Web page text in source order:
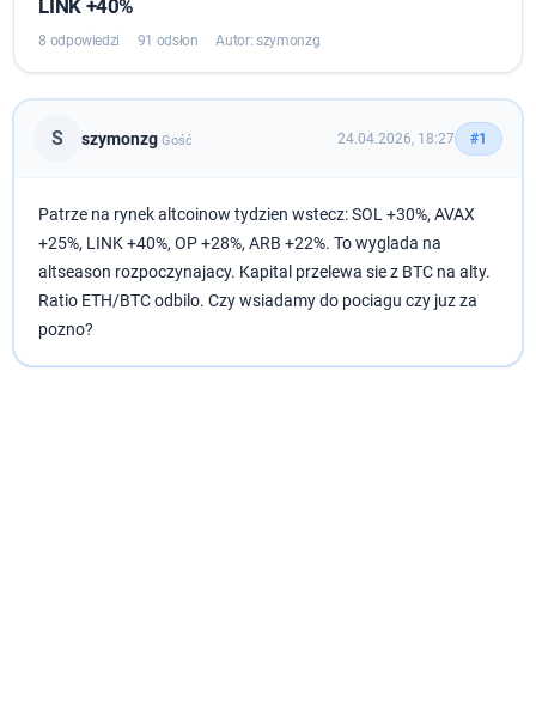
LINK +40%
8 odpowiedzi · 91 odsłon · Autor: szymonzg
S szymonzg Gość 24.04.2026, 18:27 #1
Patrze na rynek altcoinow tydzien wstecz: SOL +30%, AVAX
+25%, LINK +40%, OP +28%, ARB +22%. To wyglada na
altseason rozpoczynajacy. Kapital przelewa sie z BTC na alty.
Ratio ETH/BTC odbilo. Czy wsiadamy do pociagu czy juz za
pozno?